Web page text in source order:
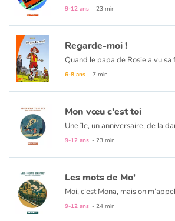
9-12 ans - 23 min
Regarde-moi !
6-8 ans - 7 min
Mon vœu c'est toi
9-12 ans - 23 min
Les mots de Mo'
9-12 ans - 24 min